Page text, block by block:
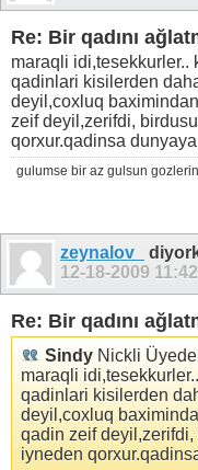
Re: Bir qadını
maraqli idi,tesekkurler..
qadinlari kisilerden
deyil,coxluq
zeif deyil,zerifdi,
qorxur.qadinsa
gulumse bir az gulsun
zeynalov_
12-18-2009
Re: Bir qadını
Sindy Nickli
maraqli
qadinlari kisilerden
deyil,coxluq
qadin zeif
iyneden